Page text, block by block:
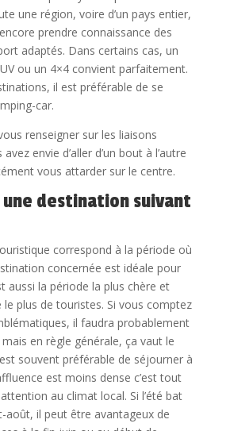
une région, voire d’un pays entier,
prendre connaissance des
adaptés. Dans certains cas, un
ou un 4×4 convient parfaitement.
il est préférable de se
car.
renseigner sur les liaisons
envie d’aller d’un bout à l’autre
vous attarder sur le centre.
destination suivant
correspond à la période où
concernée est idéale pour
aussi la période la plus chère et
le plus de touristes. Si vous comptez
il faudra probablement
en règle générale, ça vaut le
souvent préférable de séjourner à
est moins dense c’est tout
au climat local. Si l’été bat
août, il peut être avantageux de